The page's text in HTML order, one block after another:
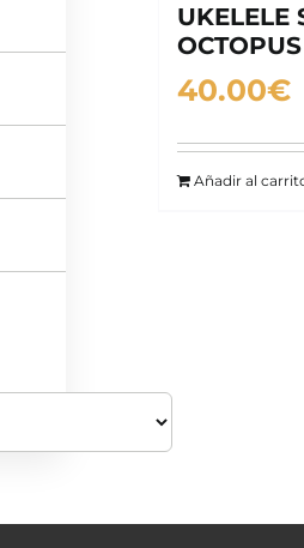
UKELELE
40.00€
Añadir al